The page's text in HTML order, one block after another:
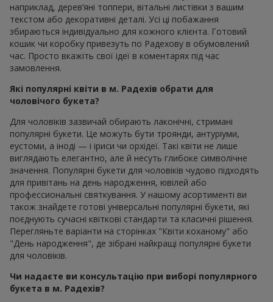
наприклад, дерев’яні топпери, вітальні листівки з вашим
текстом або декоративні деталі. Усі ці побажання
збираються індивідуально для кожного клієнта. Готовий
кошик чи коробку привезуть по Радехову в обумовлений
час. Просто вкажіть свої ідеї в коментарях під час
замовлення.
Які популярні квіти в м. Радехів обрати для
чоловічого букета?
Для чоловіків зазвичай обирають лаконічні, стримані
популярні букети. Це можуть бути троянди, антуріуми,
еустоми, а іноді — і іриси чи орхідеї. Такі квіти не лише
виглядають елегантно, але й несуть глибоке символічне
значення. Популярні букети для чоловіків чудово підходять
для привітань на день народження, ювілей або
профессиональні святкування. У нашому асортименті ви
також знайдете готові універсальні популярні букети, які
поєднують сучасні квіткові стандарти та класичні рішення.
Перегляньте варіанти на сторінках "Квіти коханому" або
"День народження", де зібрані найкращі популярні букети
для чоловіків.
Чи надаєте ви консультацію при виборі популярного
букета в м. Радехів?